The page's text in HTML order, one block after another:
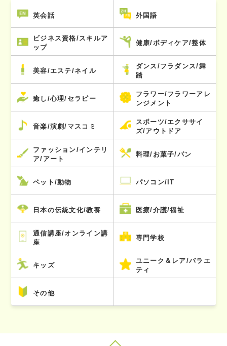
英会話 外国語
ビジネス資格/スキルア
ップ
健康/ボディケア/整体
美容/エステ/ネイル
ダンス/フラダンス/舞
踏
癒し/心理/セラピー
フラワー/フラワーアレ
ンジメント
音楽/演劇/マスコミ
スポーツ/エクササイ
ズ/アウトドア
ファッション/インテリ
ア/アート
料理/お菓子/パン
ペット/動物 パソコン/IT
日本の伝統文化/教養 医療/介護/福祉
通信講座/オンライン講
座
専門学校
キッズ
ユニーク＆レア/バラエ
ティ
その他